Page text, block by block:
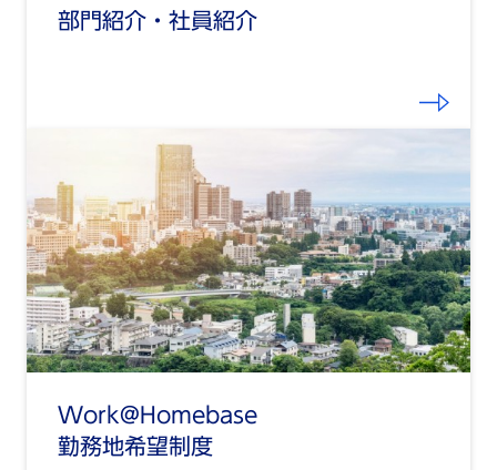
部門紹介・社員紹介
Work@Homebase
勤務地希望制度